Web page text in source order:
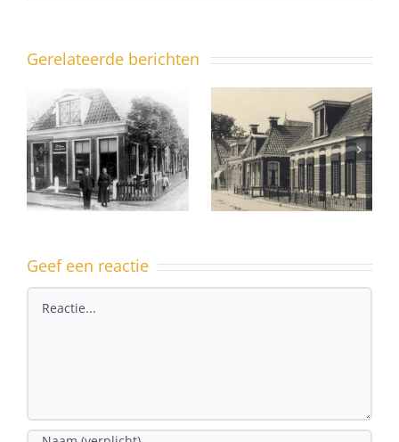
Gerelateerde berichten
Ferniawei
10 – ook
een pand
met
Uit het
dorpsarchief
Geef een reactie